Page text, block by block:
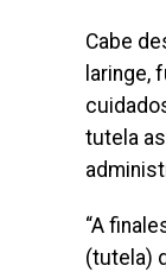
Cabe
laringe,
tutela
“A
(tutela)